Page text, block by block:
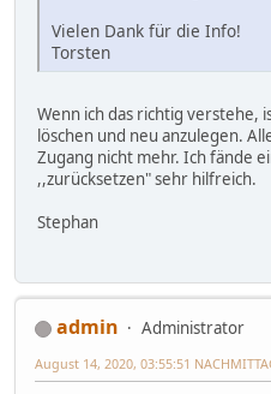
Vielen Dank für die Info!
Torsten
Wenn ich das richtig verstehe,
löschen und neu anzulegen.
Zugang nicht mehr. Ich fände
,,zurücksetzen" sehr hilfreich.
Stephan
admin
Administrator
August 14, 2020, 03:55:51